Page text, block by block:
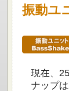
振動ユ
現在、
ナップは